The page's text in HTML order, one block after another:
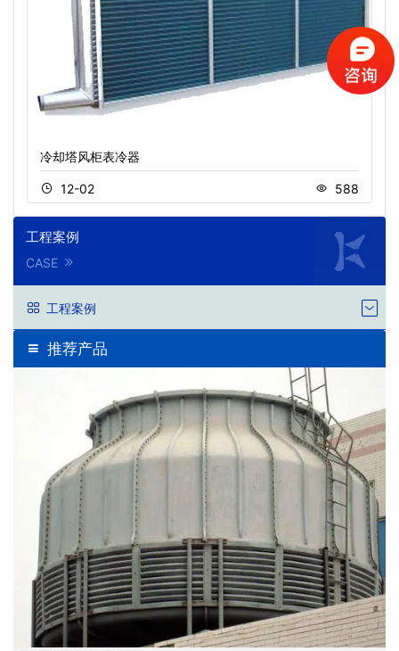
冷却塔风柜表冷器
12-02 588
工程案例
CASE
工程案例
推荐产品